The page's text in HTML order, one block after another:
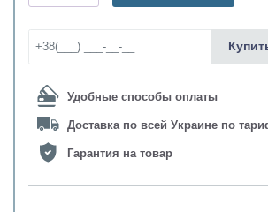
Удобные способы оплаты
Доставка по всей Украине по
Гарантия на товар